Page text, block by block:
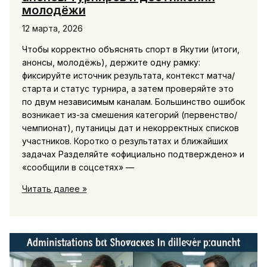
молодёжи
12 марта, 2026
Чтобы корректно объяснять спорт в Якутии (итоги,
анонсы, молодёжь), держите одну рамку:
фиксируйте источник результата, контекст матча/
старта и статус турнира, а затем проверяйте это
по двум независимым каналам. Большинство ошибок
возникает из-за смешения категорий (первенство/
чемпионат), путаницы дат и некорректных списков
участников. Коротко о результатах и ближайших
задачах Разделяйте «официально подтверждено» и
«сообщили в соцсетях» —
Спорт
якутских
команд
Читать далее »